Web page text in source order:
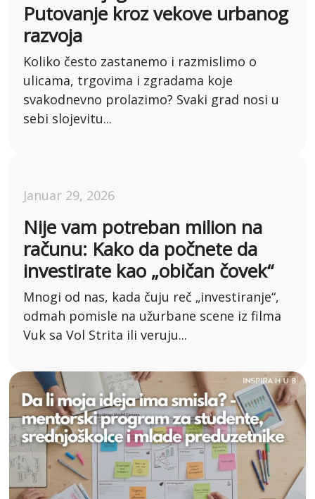
Putovanje kroz vekove urbanog
razvoja
Koliko često zastanemo i razmislimo o
ulicama, trgovima i zgradama koje
svakodnevno prolazimo? Svaki grad nosi u
sebi slojevitu...
Januar 29, 2026
Nije vam potreban milion na
računu: Kako da počnete da
investirate kao „običan čovek“
Mnogi od nas, kada čuju reč „investiranje“,
odmah pomisle na užurbane scene iz filma
Vuk sa Vol Strita ili veruju...